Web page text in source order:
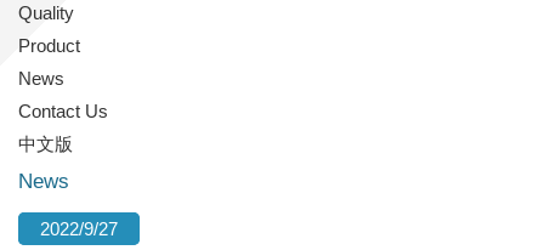
Quality
Product
News
Contact Us
中文版
News
2022/9/27